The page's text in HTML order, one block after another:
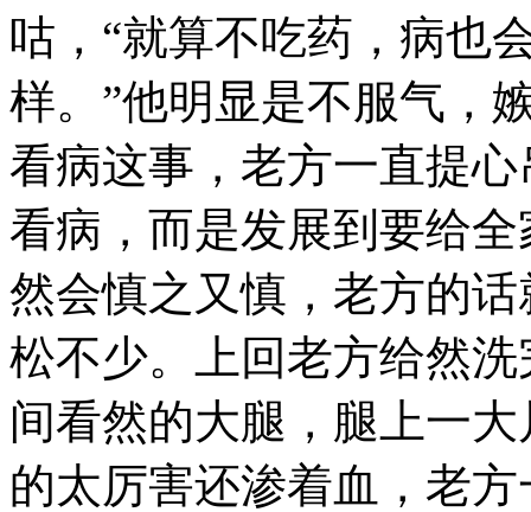
咕，“就算不吃药，病也
样。”他明显是不服气，
看病这事，老方一直提
看病，而是发展到要给
然会慎之又慎，老方的
松不少。上回老方给然
间看然的大腿，腿上一
的太厉害还渗着血，老